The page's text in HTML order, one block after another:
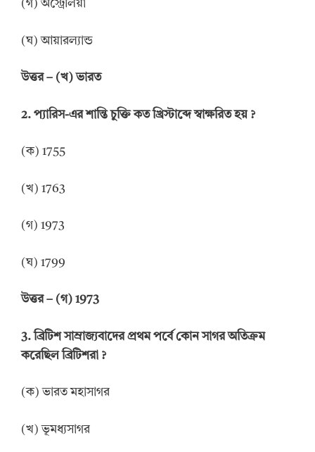
(গ) অস্ট্রেলিয়া
(ঘ) আয়ারল্যান্ড
উত্তর– (খ) ভারত
2. প্যারিস-এর শান্তি চুক্তি কত খ্রিস্টাব্দে স্বাক্ষরিত হয় ?
(ক) 1755
(খ) 1763
(গ) 1973
(ঘ) 1799
উত্তর– (গ) 1973
3. ব্রিটিশ সাম্রাজ্যবাদের প্রথম পর্বে কোন সাগর অতিক্রম
করেছিল ব্রিটিশরা ?
(ক) ভারত মহাসাগর
(খ) ভূমধ্যসাগর